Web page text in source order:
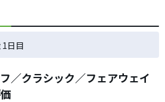
1日目
／クラシック／フェアウェイ